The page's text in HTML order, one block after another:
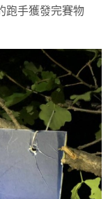
跑手獲發完賽物